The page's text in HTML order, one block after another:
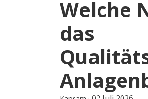
Welche
das